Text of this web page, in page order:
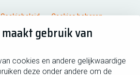
gebruik van
cookies en andere gelijkwaardige
deze onder andere om de
Cookiebeleid Cookies beheren
de nieuwsbrief